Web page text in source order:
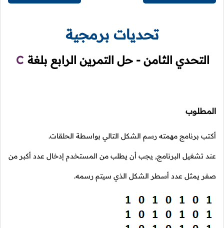
تحديات برمجية
التحدي الثامن - حل التمرين الرابع بلغة C
المطلوب
أكتب برنامج مهمته رسم الشكل التالي بواسطة الحلقات.
عند تشغيل البرنامج, يجب أن يطلب من المستخدم إدخال عدد أكبر من
صفر يمثل عدد أسطر الشكل الذي سيتم رسمه.